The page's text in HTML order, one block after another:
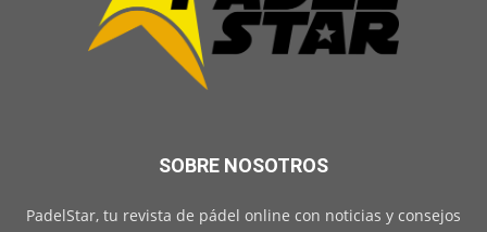
SOBRE NOSOTROS
PadelStar, tu revista de pádel online con noticias y consejos